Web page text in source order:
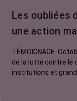
Traitements
contre le cancer
Les oubliées
une action
TÉMOIGNAGE.
de la lutte contre le
institutions et grand